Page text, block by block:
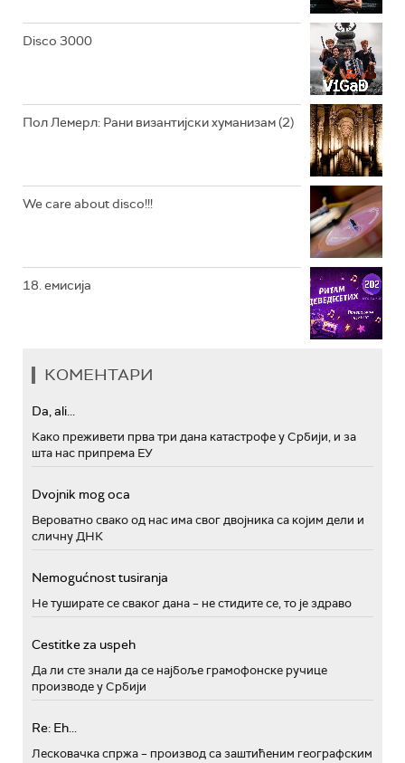
РАДИО ЏЕЗЕР
Disco 3000
Пол Лемерл: Рани византијски хуманизам (2)
We care about disco!!!
18. емисија
КОМЕНТАРИ
Da, ali...
Како преживети прва три дана катастрофе у Србији, и за
шта нас припрема ЕУ
Dvojnik mog oca
Вероватно свако од нас има свог двојника са којим дели и
сличну ДНК
Nemogućnost tusiranja
Не туширате се сваког дана – не стидите се, то је здраво
Cestitke za uspeh
Да ли сте знали да се најбоље грамофонске ручице
производе у Србији
Re: Eh...
Лесковачка спржа – производ са заштићеним географским